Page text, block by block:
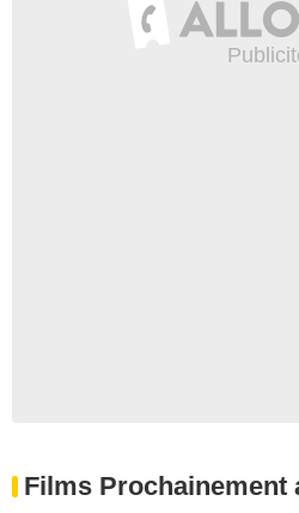
Films Prochainement